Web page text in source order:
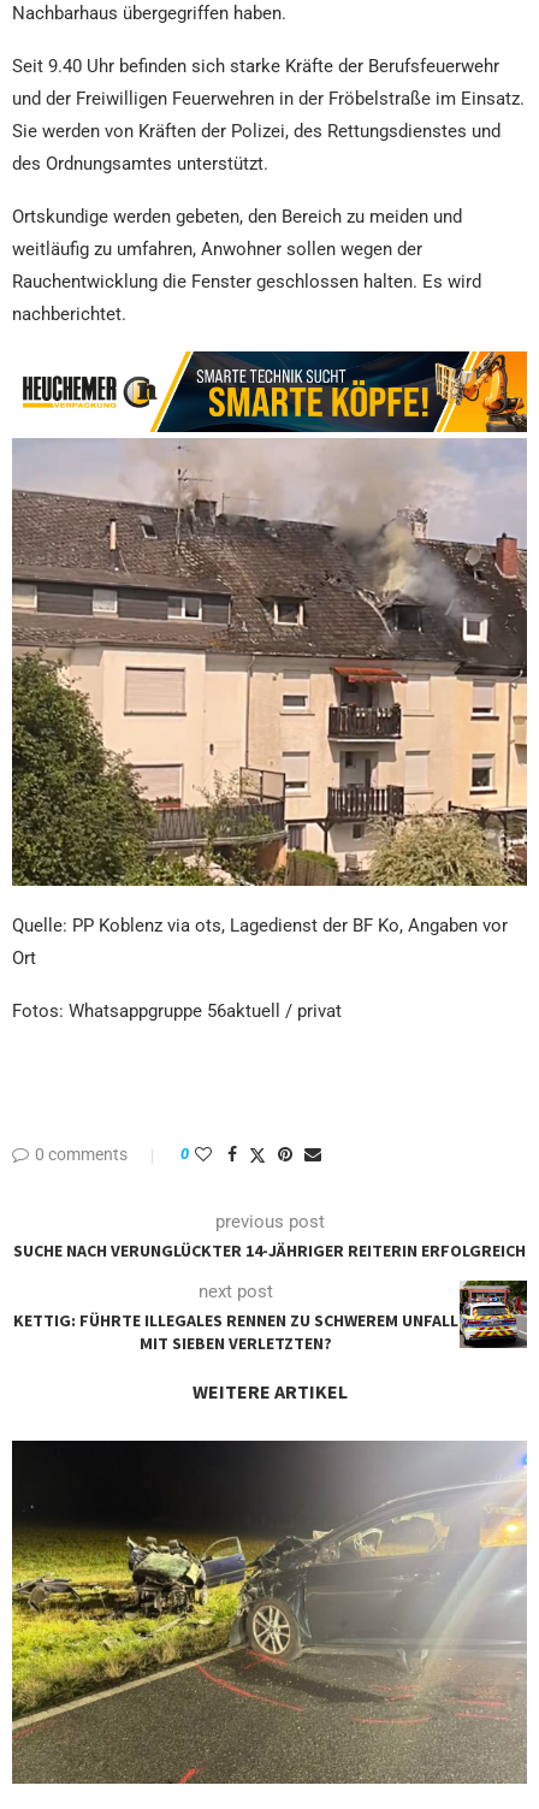
Nachbarhaus übergegriffen haben.
Seit 9.40 Uhr befinden sich starke Kräfte der Berufsfeuerwehr
und der Freiwilligen Feuerwehren in der Fröbelstraße im Einsatz.
Sie werden von Kräften der Polizei, des Rettungsdienstes und
des Ordnungsamtes unterstützt.
Ortskundige werden gebeten, den Bereich zu meiden und
weitläufig zu umfahren, Anwohner sollen wegen der
Rauchentwicklung die Fenster geschlossen halten. Es wird
nachberichtet.
Quelle: PP Koblenz via ots, Lagedienst der BF Ko, Angaben vor
Ort
Fotos: Whatsappgruppe 56aktuell / privat
0 comments 0
previous post
SUCHE NACH VERUNGLÜCKTER 14-JÄHRIGER REITERIN ERFOLGREICH
next post
KETTIG: FÜHRTE ILLEGALES RENNEN ZU SCHWEREM UNFALL
MIT SIEBEN VERLETZTEN?
WEITERE ARTIKEL